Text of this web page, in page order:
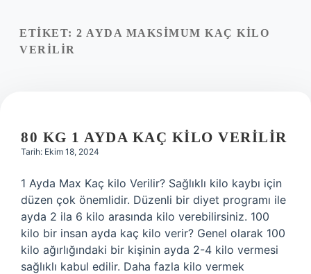
Yasal Uyarı
ETIKET: 2 AYDA MAKSIMUM KAÇ KILO
VERILIR
80 KG 1 AYDA KAÇ KILO VERILIR
Tarih: Ekim 18, 2024
1 Ayda Max Kaç kilo Verilir? Sağlıklı kilo kaybı için
düzen çok önemlidir. Düzenli bir diyet programı ile
ayda 2 ila 6 kilo arasında kilo verebilirsiniz. 100
kilo bir insan ayda kaç kilo verir? Genel olarak 100
kilo ağırlığındaki bir kişinin ayda 2-4 kilo vermesi
sağlıklı kabul edilir. Daha fazla kilo vermek